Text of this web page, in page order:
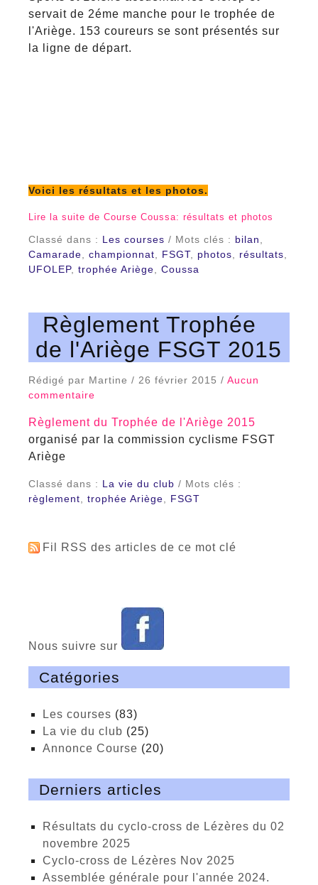
servait de 2éme manche pour le trophée de
l'Ariège. 153 coureurs se sont présentés sur
la ligne de départ.
Voici les résultats et les photos.
Lire la suite de Course Coussa: résultats et photos
Classé dans : Les courses / Mots clés : bilan,
Camarade, championnat, FSGT, photos, résultats,
UFOLEP, trophée Ariège, Coussa
Règlement Trophée
de l'Ariège FSGT 2015
Rédigé par Martine / 26 février 2015 / Aucun
commentaire
Règlement du Trophée de l'Ariège 2015
organisé par la commission cyclisme FSGT
Ariège
Classé dans : La vie du club / Mots clés :
règlement
trophée Ariège FSGT
Fil RSS des articles de ce mot clé
Nous suivre sur
Catégories
Les courses (83)
La vie du club (25)
Annonce Course (20)
Derniers articles
Résultats du cyclo-cross de Lézères du 02
novembre 2025
cyclo-cross de Lézères Nov 2025
Assemblée générale pour l'année 2024.